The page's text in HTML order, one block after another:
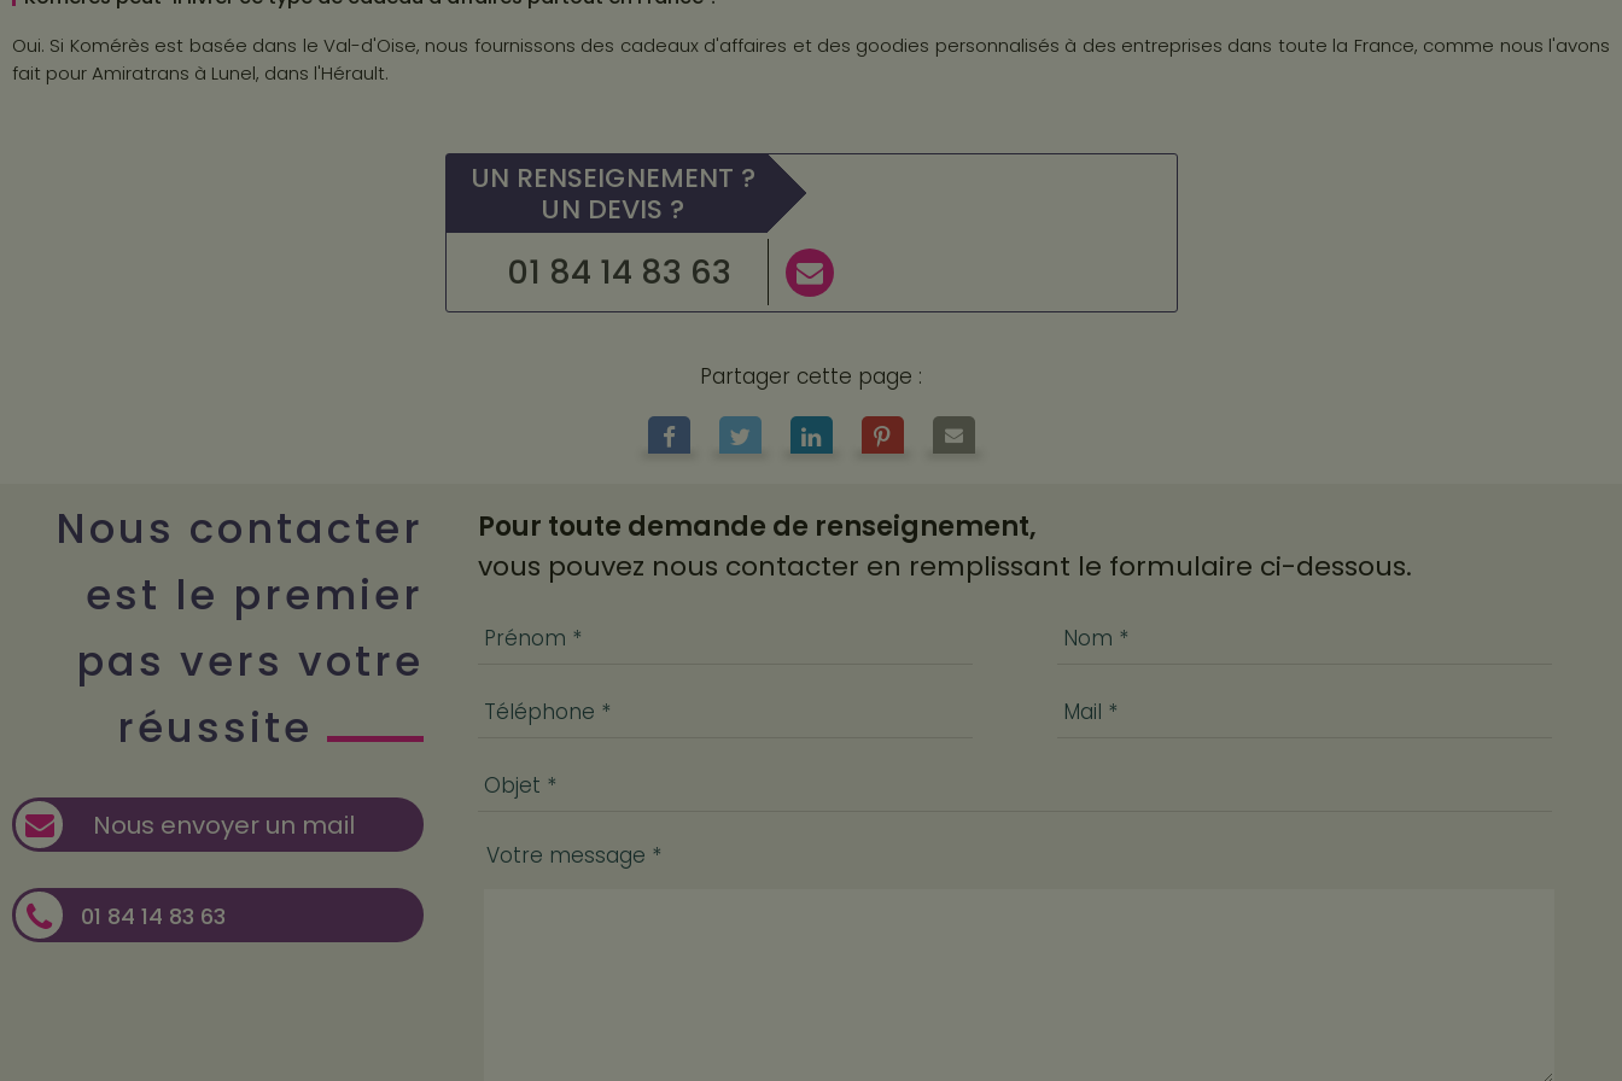
Oui. Si Komérès est basée dans le Val-d'Oise, nous fournissons des cadeaux d'affaires et des goodies personnalisés à des entreprises dans toute la France, comme nous l'avons
fait pour Amiratrans à Lunel, dans l'Hérault.
UN RENSEIGNEMENT ?
UN DEVIS ?
01 84 14 83 63
Partager cette page :
Nous contacter
est le premier
pas vers votre
réussite
Nous envoyer un mail
01 84 14 83 63
Pour toute demande de renseignement,
vous pouvez nous contacter en remplissant le formulaire ci-dessous.
Prénom * Nom *
Téléphone * Mail *
Objet *
Votre message *